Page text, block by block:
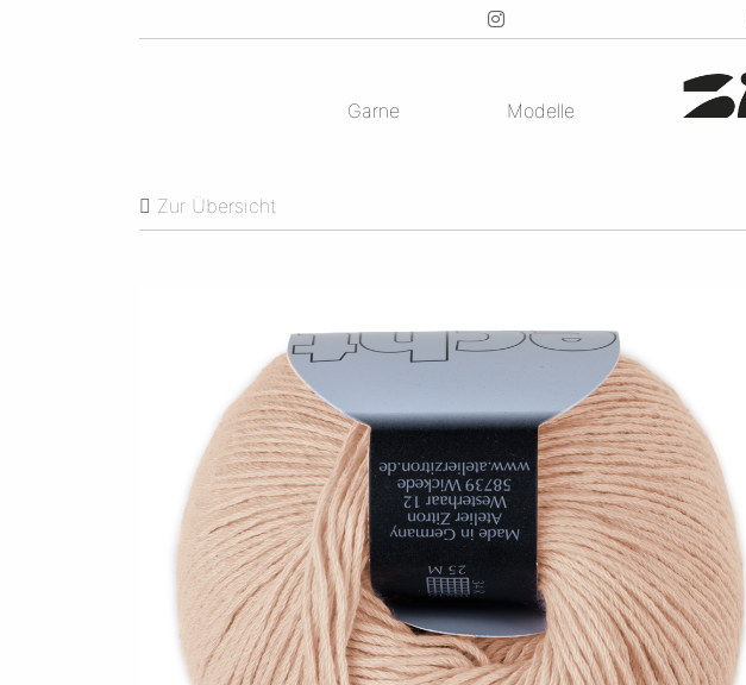
Garne Modelle
Zur Übersicht